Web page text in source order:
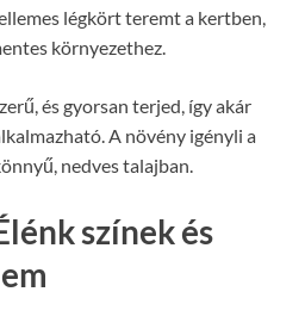
légkört teremt a kertben,
környezethez.
és gyorsan terjed, így akár
A növény igényli a
nedves talajban.
színek és